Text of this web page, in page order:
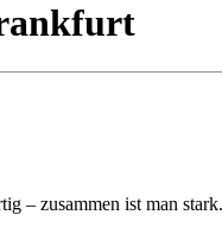
zusammen ist man